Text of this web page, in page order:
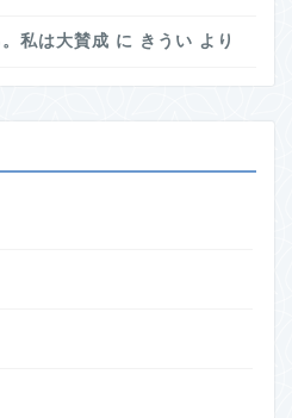
私は大賛成 に きうい より